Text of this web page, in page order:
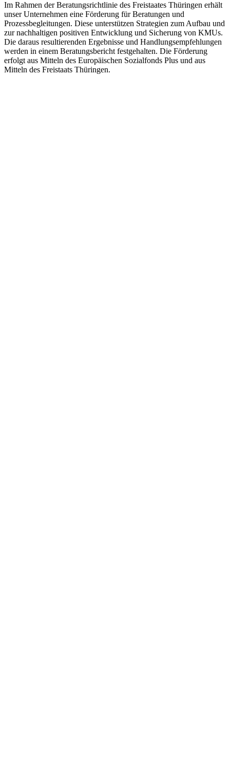
Im Rahmen der Beratungsrichtlinie des Freistaates Thüringen erhält
unser Unternehmen eine Förderung für Beratungen und
Prozessbegleitungen. Diese unterstützen Strategien zum Aufbau und
zur nachhaltigen positiven Entwicklung und Sicherung von KMUs.
Die daraus resultierenden Ergebnisse und Handlungsempfehlungen
werden in einem Beratungsbericht festgehalten. Die Förderung
erfolgt aus Mitteln des Europäischen Sozialfonds Plus und aus
Mitteln des Freistaats Thüringen.